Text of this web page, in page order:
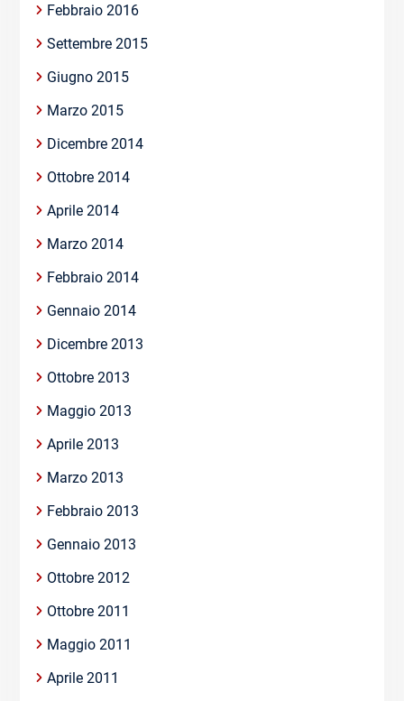
Febbraio 2016
Settembre 2015
Giugno 2015
Marzo 2015
Dicembre 2014
Ottobre 2014
Aprile 2014
Marzo 2014
Febbraio 2014
Gennaio 2014
Dicembre 2013
Ottobre 2013
Maggio 2013
Aprile 2013
Marzo 2013
Febbraio 2013
Gennaio 2013
Ottobre 2012
Ottobre 2011
Maggio 2011
Aprile 2011